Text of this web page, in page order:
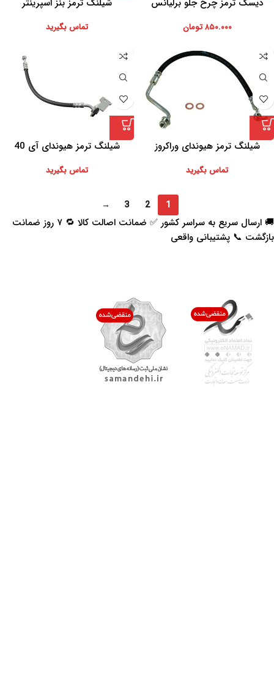
دیسک ترمز چرخ جلو برلیانس
۸۵۰.۰۰۰ تومان
شیلنگ ترمز بنز اسپرینتر
تماس بگیرید
شیلنگ ترمز هیوندای وراکروز
تماس بگیرید
شیلنگ ترمز هیوندای آی 40
تماس بگیرید
1
2
3
→
🚚 ارسال سریع به سراسر کشور ✅ ضمانت اصالت کالا 🔁 ۷ روز ضمانت
بازگشت 📞 پشتیبانی واقعی